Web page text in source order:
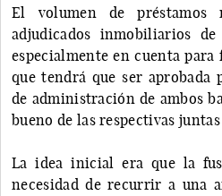
El volumen de préstamos
adjudicados inmobiliarios
especialmente en cuenta
que tendrá que ser aprobada
de administración de ambos
bueno de las respectivas
La idea inicial era que la
necesidad de recurrir a una